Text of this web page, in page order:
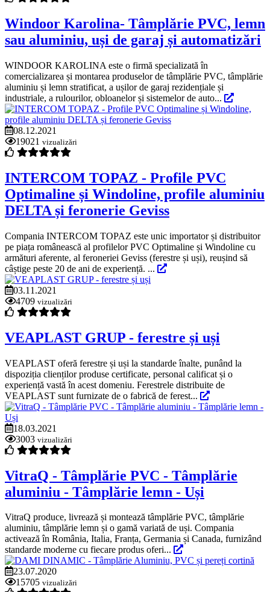
Windoor Karolina- Tâmplărie PVC, lemn
sau aluminiu, uși de garaj și automatizări
WINDOOR KAROLINA este o firmă specializată în
comercializarea și montarea produselor de tâmplărie PVC, tâmplărie
aluminiu și lemn stratificat, a ușilor de garaj rezidențiale și
industriale, a rulourilor, obloanelor și sistemelor de auto...
08.12.2021
19021 vizualizări
INTERCOM TOPAZ - Profile PVC
Optimaline și Windoline, profile aluminiu
DELTA și feronerie Geviss
Compania INTERCOM TOPAZ este unic importator și distribuitor
pe piața românească al profilelor PVC Optimaline și Windoline cu
armături aferente, al feroneriei Geviss (ferestre și uși), reușind să
câștige peste 20 de ani de experiență. ...
03.11.2021
4709 vizualizări
VEAPLAST GRUP - ferestre și uși
VEAPLAST oferă ferestre și uși la standarde înalte, punând la
dispoziția clienților produse certificate, personal calificat și o
experiență vastă în acest domeniu. Ferestrele distribuite de
VEAPLAST sunt furnizate de o fabrică de ferest...
18.03.2021
3003 vizualizări
VitraQ - Tâmplărie PVC - Tâmplărie
aluminiu - Tâmplărie lemn - Uși
VitraQ produce, livrează și montează tâmplărie PVC, tâmplărie
aluminiu, tâmplărie lemn și o gamă variată de uși. Compania
activează în România, Italia, Franța, Germania și Canada, furnizând
standarde moderne cu fiecare produs oferi...
23.07.2020
15705 vizualizări